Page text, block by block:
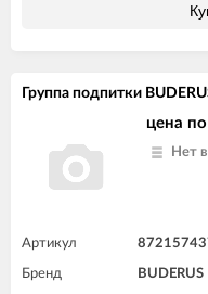
Группа подпитки
цена
Нет
Артикул
Бренд BUDERUS